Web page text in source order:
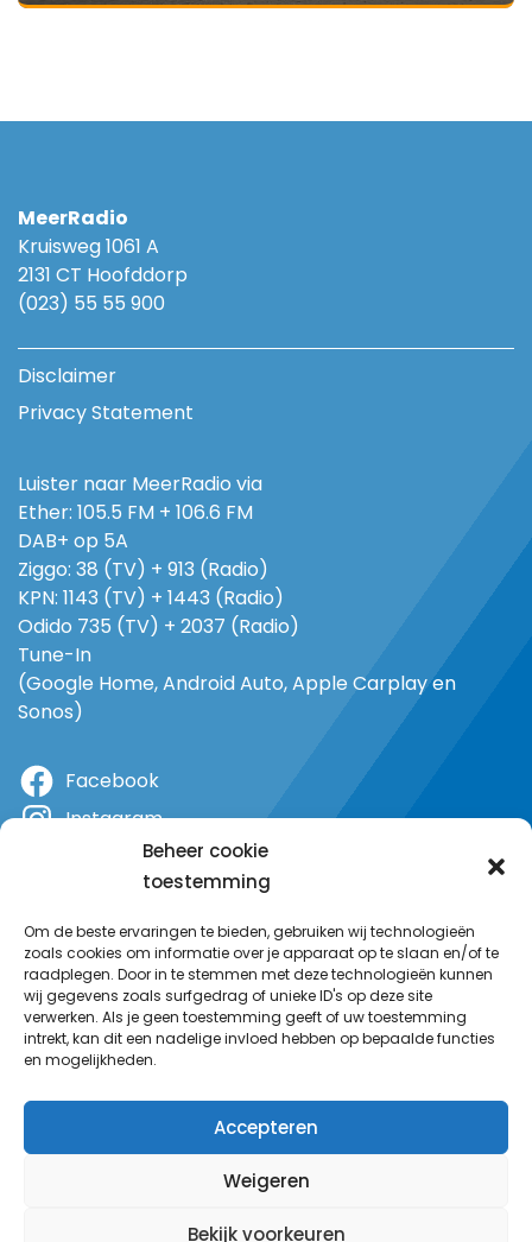
Beheer cookie
toestemming
Om de beste ervaringen te bieden, gebruiken wij technologieën
zoals cookies om informatie over je apparaat op te slaan en/of te
raadplegen. Door in te stemmen met deze technologieën kunnen
wij gegevens zoals surfgedrag of unieke ID's op deze site
verwerken. Als je geen toestemming geeft of uw toestemming
intrekt, kan dit een nadelige invloed hebben op bepaalde functies
en mogelijkheden.
Accepteren
Weigeren
Bekijk voorkeuren
MeerRadio
Kruisweg 1061 A
2131 CT Hoofddorp
(023) 55 55 900
Disclaimer
Privacy Statement
Luister naar MeerRadio via
Ether: 105.5 FM + 106.6 FM
DAB+ op 5A
Ziggo: 38 (TV) + 913 (Radio)
KPN: 1143 (TV) + 1443 (Radio)
Odido 735 (TV) + 2037 (Radio)
Tune-In
(Google Home, Android Auto, Apple Carplay en
Sonos)
Facebook
Instagram
YouTube